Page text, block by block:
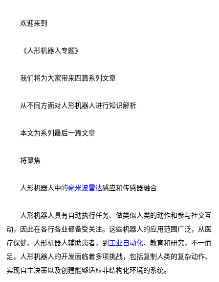
欢迎来到
《人形机器人专题》
我们将为大家带来四篇系列文章
从不同方面对人形机器人进行知识解析
本文为系列最后一篇文章
将聚焦
人形机器人中的毫米波雷达感应和传感器融合
人形机器人具有自动执行任务、做类似人类的动作和参与社交互
动，因此在各行各业都备受关注。这些机器人的应用范围广泛，从医
疗保健、人形机器人辅助患者，到 工业自动化、教育和研究，不一而
足。人形机器人的开发面临着多项挑战，包括复制人类的复杂动作、
实现自主决策以及创建能够适应非结构化环境的系统。